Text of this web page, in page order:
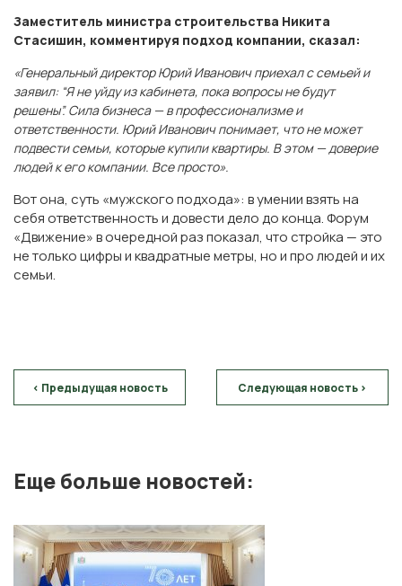
Заместитель министра строительства Никита
Стасишин, комментируя подход компании, сказал:
«Генеральный директор Юрий Иванович приехал с семьей и
заявил: “Я не уйду из кабинета, пока вопросы не будут
решены”. Сила бизнеса — в профессионализме и
ответственности. Юрий Иванович понимает, что не может
подвести семьи, которые купили квартиры. В этом — доверие
людей к его компании. Все просто».
Вот она, суть «мужского подхода»: в умении взять на
себя ответственность и довести дело до конца. Форум
«Движение» в очередной раз показал, что стройка — это
не только цифры и квадратные метры, но и про людей и их
семьи.
< Предыдущая новость Следующая новость >
Еще больше новостей: